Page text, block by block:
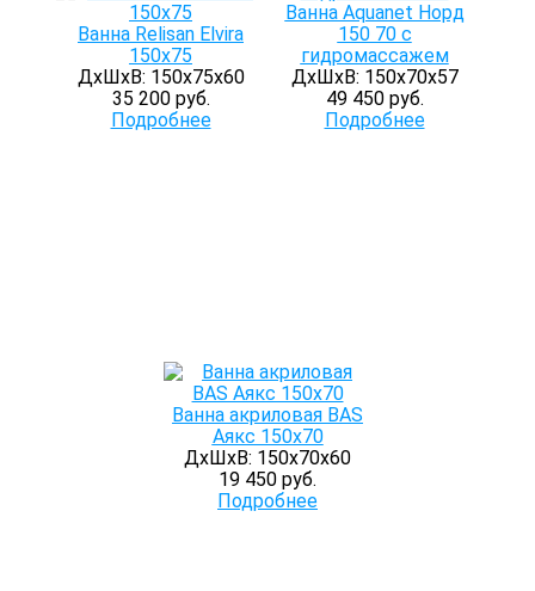
Ванна Relisan Elvira
150х75
ДхШхВ: 150х75х60
35 200 руб.
Подробнее
Ванна Aquanet Норд
150 70 с
гидромассажем
ДхШхВ: 150х70х57
49 450 руб.
Подробнее
Ванна акриловая BAS
Аякс 150х70
ДхШхВ: 150х70х60
19 450 руб.
Подробнее